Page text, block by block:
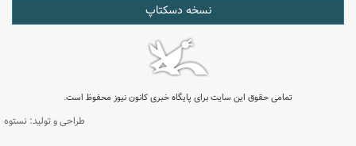
نسخه دسکتاپ
تمامی حقوق این سایت برای پایگاه خبری کانون نیوز محفوظ است.
طراحی و تولید: نستوه